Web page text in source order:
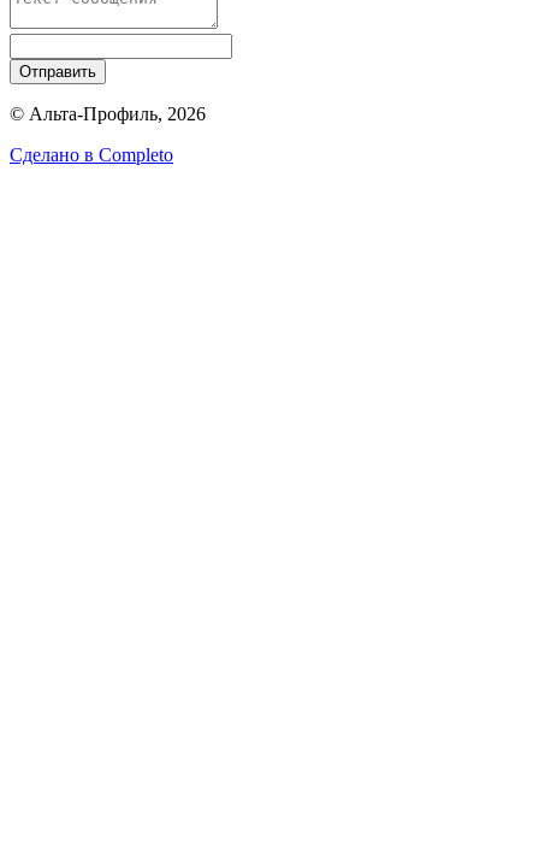
Отправить
© Альта-Профиль, 2026
Сделано в Completo